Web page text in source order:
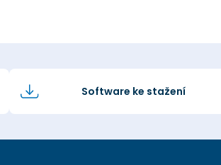
Software ke stažení